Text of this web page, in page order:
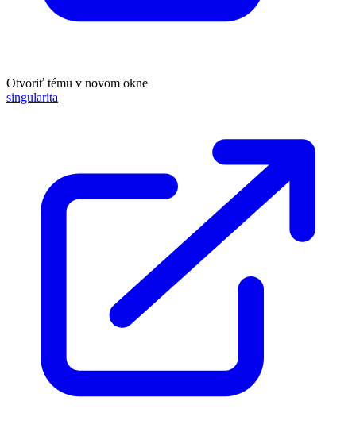
Otvoriť tému v novom okne
singularita